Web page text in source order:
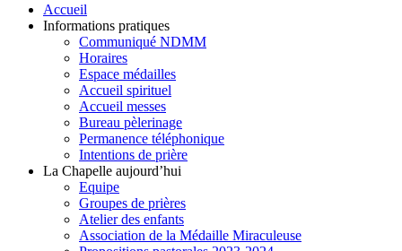
Accueil
Informations pratiques
Communiqué NDMM
Horaires
Espace médailles
Accueil spirituel
Accueil messes
Bureau pèlerinage
Permanence téléphonique
Intentions de prière
La Chapelle aujourd’hui
Equipe
Groupes de prières
Atelier des enfants
Association de la Médaille Miraculeuse